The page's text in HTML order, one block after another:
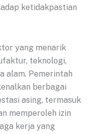
ketidakpastian
yang menarik
teknologi,
alam. Pemerintah
berbagai
asing, termasuk
memperoleh izin
kerja yang